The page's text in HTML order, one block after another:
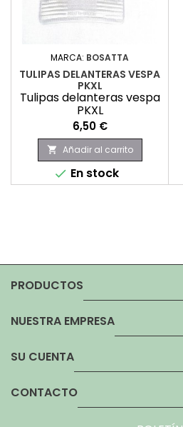
MARCA: BOSATTA
TULIPAS DELANTERAS VESPA
PKXL
Tulipas delanteras vespa
PKXL
Precio
6,50 €
 Añadir al carrito
 En stock
PRODUCTOS
NUESTRA EMPRESA
SU CUENTA
CONTACTO